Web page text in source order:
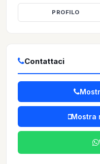
PROFILO
Contattaci
Mostra